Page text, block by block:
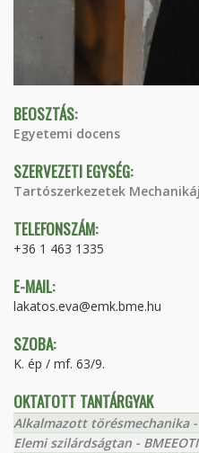
BEOSZTÁS:
Egyetemi docens
SZERVEZETI EGYSÉG:
Tartószerkezetek
TELEFONSZÁM:
+36 1 463 1335
E-MAIL:
lakatos.eva@emk.bme.hu
SZOBA:
K. ép / mf. 63/9.
OKTATOTT TANTÁRGYAK
Alkalmazott törésmechanika -
Elemi szilárdságtan -